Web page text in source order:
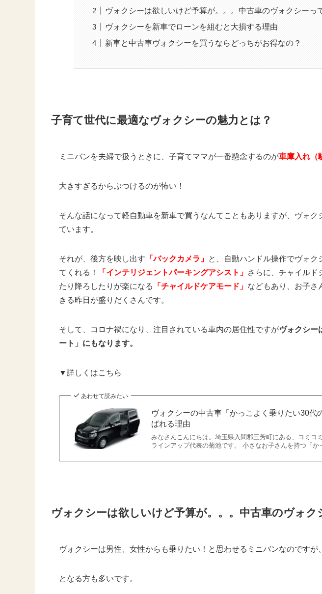
ヴォクシーは欲しいけど予算が。。。中古車のヴォクシーっ
ヴォクシーを新車でローンを組むと大損する理由
新車と中古車ヴォクシーを買うならどっちがお得なの？
子育て世代に最適なヴォクシーの魅力とは？
ミニバンを夫婦で扱うときに、子育てママが一番懸念するのが車庫入れ（
大きすぎるからぶつけるのが怖い！
そんな話になって軽自動車を新車で買うなんてこともありますが、ヴォク
ています。
それが、後方を映し出す 「バックカメラ」 と、自動ハンドル操作でヴォク
てくれる！
「インテリジェントパーキングアシスト」 さらに、チャイルド
たり降ろしたりが楽になる
「チャイルドケアモード」 などもあり、お子さ
きる昨日が盛りだくさんです。
そして、コロナ禍になり、注目されている車内の居住性ですがヴォクシー
ート」にもなります。
▼詳しくはこちら
あわせて読みたい
ヴォクシーの中古車「かっこよく乗りたい30代
ばれる理由
みなさんこんにちは。埼玉県入間郡三芳町にある、コミコ
ラインアップ代表の菊池です。 小さなお子さんを持つ「か
ヴォクシーは欲しいけど予算が。。。中古車のヴォク
ヴォクシーは男性、女性からも乗りたい！と思わせるミニバンなのです
となる方も多いです。